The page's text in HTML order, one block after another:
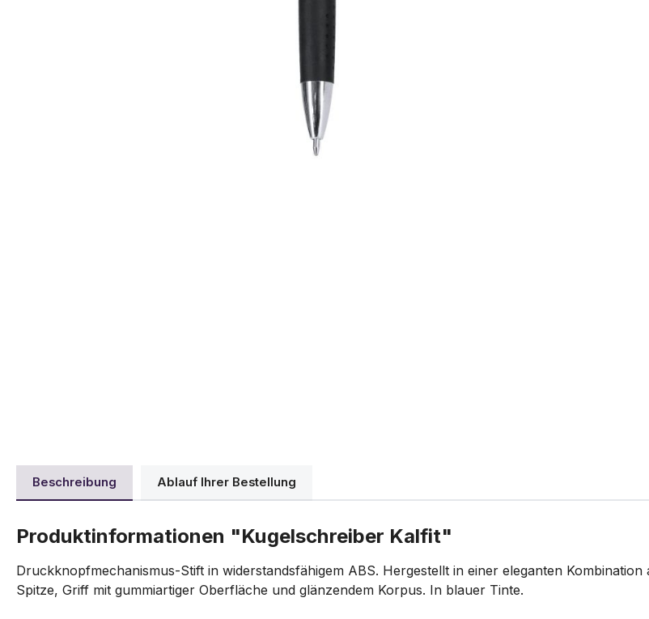
Beschreibung Ablauf Ihrer Bestellung
Produktinformationen "Kugelschreiber Kalfit"
Druckknopfmechanismus-Stift in widerstandsfähigem ABS. Hergestellt in einer eleganten
Spitze, Griff mit gummiartiger Oberfläche und glänzendem Korpus. In blauer Tinte.